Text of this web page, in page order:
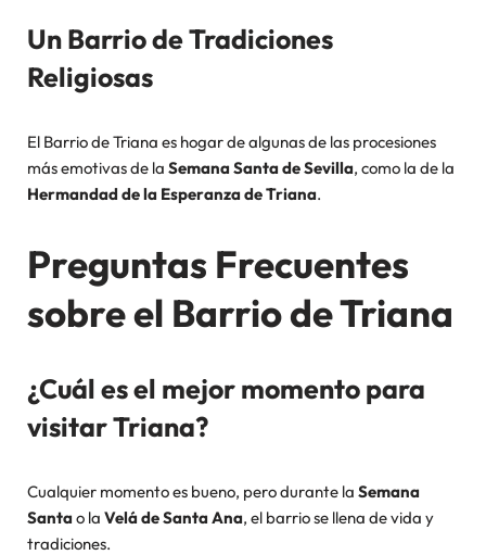
Un Barrio de Tradiciones
Religiosas
El Barrio de Triana es hogar de algunas de las procesiones
más emotivas de la Semana Santa de Sevilla, como la de la
Hermandad de la Esperanza de Triana.
Preguntas Frecuentes
sobre el Barrio de Triana
¿Cuál es el mejor momento para
visitar Triana?
Cualquier momento es bueno, pero durante la Semana
Santao la Velá de Santa Ana, el barrio se llena de vida y
tradiciones.